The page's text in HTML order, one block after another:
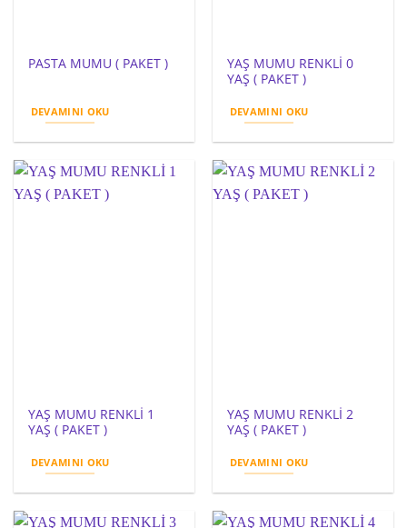
PASTA MUMU ( PAKET )
DEVAMINI OKU
YAŞ MUMU RENKLİ 0
YAŞ ( PAKET )
DEVAMINI OKU
YAŞ MUMU RENKLİ 1
YAŞ ( PAKET )
DEVAMINI OKU
YAŞ MUMU RENKLİ 2
YAŞ ( PAKET )
DEVAMINI OKU